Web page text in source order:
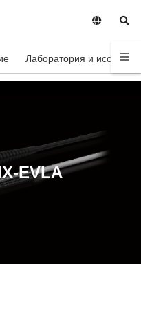
Лаборатория и
EVLA